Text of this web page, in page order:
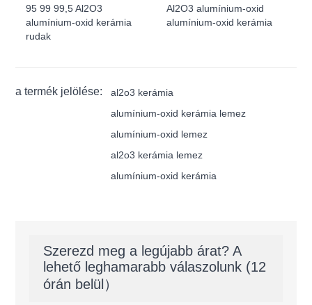
95 99 99,5 Al2O3
alumínium-oxid kerámia
rudak
Al2O3 alumínium-oxid
alumínium-oxid kerámia
a termék jelölése:
al2o3 kerámia
alumínium-oxid kerámia lemez
alumínium-oxid lemez
al2o3 kerámia lemez
alumínium-oxid kerámia
Szerezd meg a legújabb árat? A
lehető leghamarabb válaszolunk (12
órán belül）